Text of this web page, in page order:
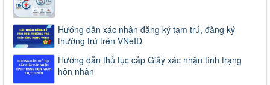
Hướng dẫn xác nhận đăng ký tạm trú, đăng ký
thường trú trên VNeID
Hướng dẫn thủ tục cấp Giấy xác nhận tình trạng
hôn nhân